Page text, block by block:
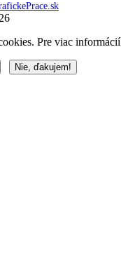
Pre viac informácií
Nie, ďakujem!